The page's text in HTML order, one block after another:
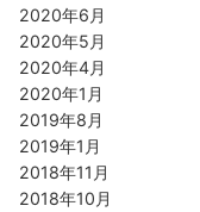
2020年6月
2020年5月
2020年4月
2020年1月
2019年8月
2019年1月
2018年11月
2018年10月